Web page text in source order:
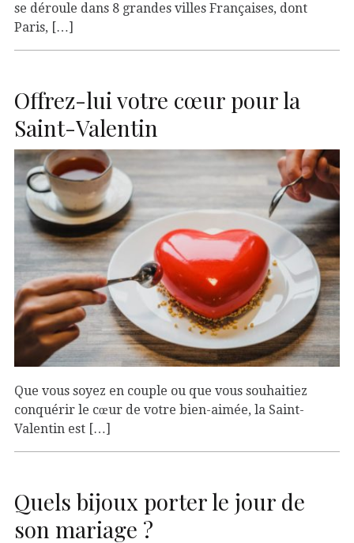
se déroule dans 8 grandes villes Françaises, dont
Paris, […]
Offrez-lui votre cœur pour la
Saint-Valentin
Que vous soyez en couple ou que vous souhaitiez
conquérir le cœur de votre bien-aimée, la Saint-
Valentin est […]
Quels bijoux porter le jour de
son mariage ?